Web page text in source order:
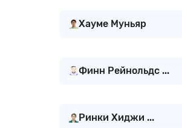
Хауме Муньяр
Финн Рейнольдс ...
Ринки Хиджи ...